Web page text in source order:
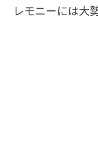
レモニーには大